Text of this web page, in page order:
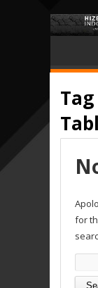
for
for: